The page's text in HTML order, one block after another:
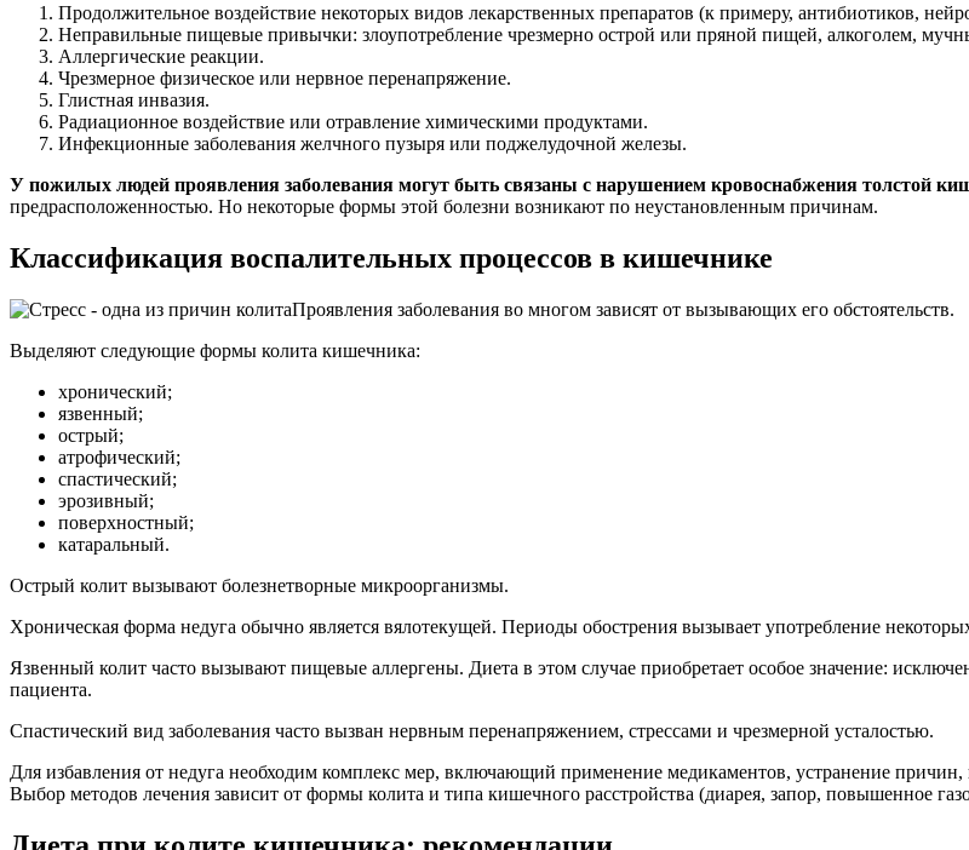
Продолжительное воздействие некоторых видов лекарственных препаратов (к примеру, антибиотиков,
Неправильные пищевые привычки: злоупотребление чрезмерно острой или пряной пищей, алкоголем,
Аллергические реакции.
Чрезмерное физическое или нервное перенапряжение.
Глистная инвазия.
Радиационное воздействие или отравление химическими продуктами.
Инфекционные заболевания желчного пузыря или поджелудочной железы.
У пожилых людей проявления заболевания могут быть связаны с нарушением кровоснабжения толстой
предрасположенностью. Но некоторые формы этой болезни возникают по неустановленным причинам.
Классификация воспалительных процессов в кишечнике
Проявления заболевания во многом зависят от вызывающих его обстоятельств.
Выделяют следующие формы колита кишечника:
хронический;
язвенный;
острый;
атрофический;
спастический;
эрозивный;
поверхностный;
катаральный.
Острый колит вызывают болезнетворные микроорганизмы.
Хроническая форма недуга обычно является вялотекущей. Периоды обострения вызывает употребление
Язвенный колит часто вызывают пищевые аллергены. Диета в этом случае приобретает особое значение:
пациента.
Спастический вид заболевания часто вызван нервным перенапряжением, стрессами и чрезмерной усталостью.
Для избавления от недуга необходим комплекс мер, включающий применение медикаментов, устранение
Выбор методов лечения зависит от формы колита и типа кишечного расстройства (диарея, запор, повышенное